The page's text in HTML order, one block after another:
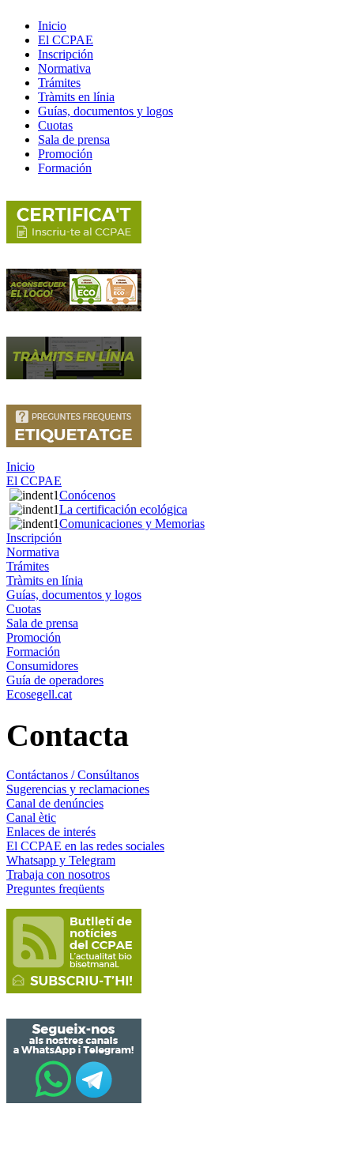
Inicio
El CCPAE
Inscripción
Normativa
Trámites
Tràmits en línia
Guías, documentos y logos
Cuotas
Sala de prensa
Promoción
Formación
Inicio
El CCPAE
Conócenos
La certificación ecológica
Comunicaciones y Memorias
Inscripción
Normativa
Trámites
Tràmits en línia
Guías, documentos y logos
Cuotas
Sala de prensa
Promoción
Formación
Consumidores
Guía de operadores
Ecosegell.cat
Contacta
Contáctanos / Consúltanos
Sugerencias y reclamaciones
Canal de denúncies
Canal ètic
Enlaces de interés
El CCPAE en las redes sociales
Whatsapp y Telegram
Trabaja con nosotros
Preguntes freqüents